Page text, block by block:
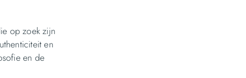
op zoek zijn
en
en de